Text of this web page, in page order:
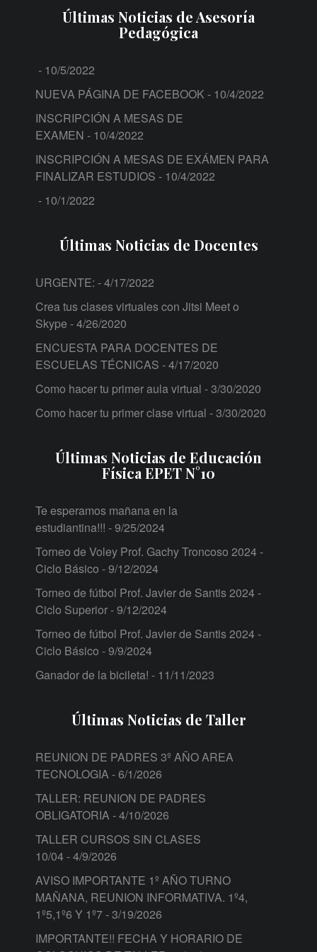
Últimas Noticias de Asesoría
Pedagógica
- 10/5/2022
NUEVA PÁGINA DE FACEBOOK - 10/4/2022
INSCRIPCIÓN A MESAS DE
EXAMEN - 10/4/2022
INSCRIPCIÓN A MESAS DE EXÁMEN PARA
FINALIZAR ESTUDIOS - 10/4/2022
- 10/1/2022
Últimas Noticias de Docentes
URGENTE: - 4/17/2022
Crea tus clases virtuales con Jitsi Meet o
Skype - 4/26/2020
ENCUESTA PARA DOCENTES DE
ESCUELAS TÉCNICAS - 4/17/2020
Como hacer tu primer aula virtual - 3/30/2020
Como hacer tu primer clase virtual - 3/30/2020
Últimas Noticias de Educación
Física EPET N°10
Te esperamos mañana en la
estudiantina!!! - 9/25/2024
Torneo de Voley Prof. Gachy Troncoso 2024 -
Ciclo Básico - 9/12/2024
Torneo de fútbol Prof. Javier de Santis 2024 -
Ciclo Superior- 9/12/2024
Torneo de fútbol Prof. Javier de Santis 2024 -
Ciclo Básico - 9/9/2024
Ganador de la bicileta! - 11/11/2023
Últimas Noticias de Taller
REUNION DE PADRES 3º AÑO AREA
TECNOLOGIA- 6/1/2026
TALLER: REUNION DE PADRES
OBLIGATORIA- 4/10/2026
TALLER CURSOS SIN CLASES
10/04- 4/9/2026
AVISO IMPORTANTE 1º AÑO TURNO
MAÑANA, REUNION INFORMATIVA. 1º4,
1º5,1º6 Y 1º7- 3/19/2026
IMPORTANTE!! FECHA Y HORARIO DE